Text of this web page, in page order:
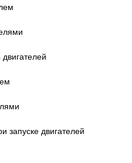
запуске двигателей